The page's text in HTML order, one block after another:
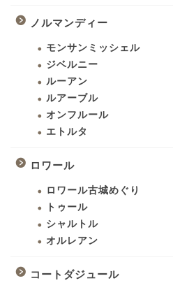
ノルマンディー
モンサンミッシェル
ジベルニー
ルーアン
ルアーブル
オンフルール
エトルタ
ロワール
ロワール古城めぐり
トゥール
シャルトル
オルレアン
コートダジュール